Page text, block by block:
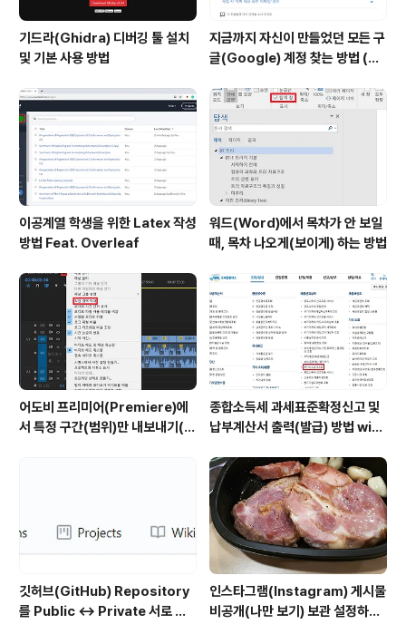
기드라(Ghidra) 디버깅 툴 설치
및 기본 사용 방법
지금까지 자신이 만들었던 모든 구
글(Google) 계정 찾는 방법 (핸
이공계열 학생을 위한 Latex 작성
방법 Feat. Overleaf
워드(Word)에서 목차가 안 보일
때, 목차 나오게(보이게) 하는 방법
어도비 프리미어(Premiere)에
서 특정 구간(범위)만 내보내기(출
종합소득세 과세표준확정신고 및
납부계산서 출력(발급) 방법 with
깃허브(GitHub) Repository
를 Public ↔ Private 서로 변
인스타그램(Instagram) 게시물
비공개(나만 보기) 보관 설정하는